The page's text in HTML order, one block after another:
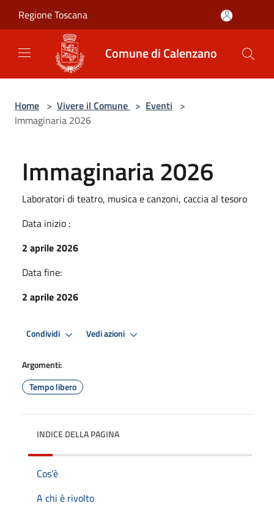
Regione Toscana
Comune di Calenzano
Home > Vivere il Comune > Eventi >
Immaginaria 2026
Immaginaria 2026
Laboratori di teatro, musica e canzoni, caccia al tesoro
Data inizio :
2 aprile 2026
Data fine:
2 aprile 2026
Condividi Vedi azioni
Argomenti:
Tempo libero
INDICE DELLA PAGINA
Cos'è
A chi è rivolto